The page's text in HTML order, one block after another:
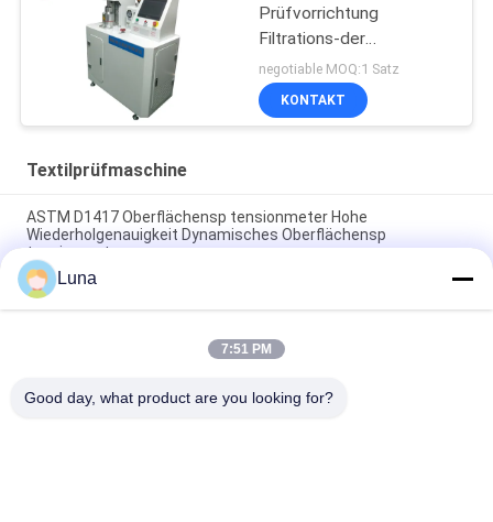
Prüfvorrichtung
Filtrations-der
Leistungsfähigkeits-PFE
negotiable MOQ:1 Satz
KONTAKT
Textilprüfmaschine
ASTM D1417 Oberflächensp tensionmeter Hohe
Wiederholgenauigkeit Dynamisches Oberflächensp
tensionmeter
Automatische Walzmaschine für nicht gewebte Stoffe mit
Randsteuerungsanlage
G278 Stoff-Oszillations-Abriebprüfgerät und Wyzenbeek-
Luna
7:51 PM
Good day, what product are you looking for?